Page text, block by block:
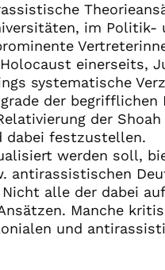
im Politik-
einerseits,
systematische
der begrifflichen
der
dabei festzustellen.
werden soll,
antirassistischen
alle der dabei
Manche
und